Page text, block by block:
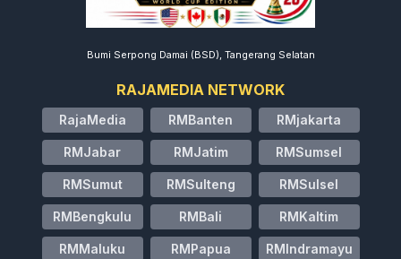
Bumi Serpong Damai (BSD), Tangerang Selatan
RAJAMEDIA NETWORK
RajaMedia RMBanten RMjakarta
RMJabar RMJatim RMSumsel
RMSumut RMSulteng RMSulsel
RMBengkulu RMBali RMKaltim
RMMaluku RMPapua RMIndramayu